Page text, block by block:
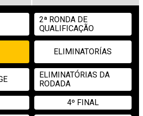
2ª RONDA DE
QUALIFICAÇÃO
ELIMINATORÍAS
ELIMINATÓRIAS DA
RODADA
4º FINAL